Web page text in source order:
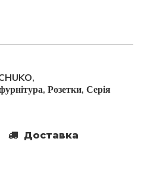
,
, Розетки, Серія
Доставка